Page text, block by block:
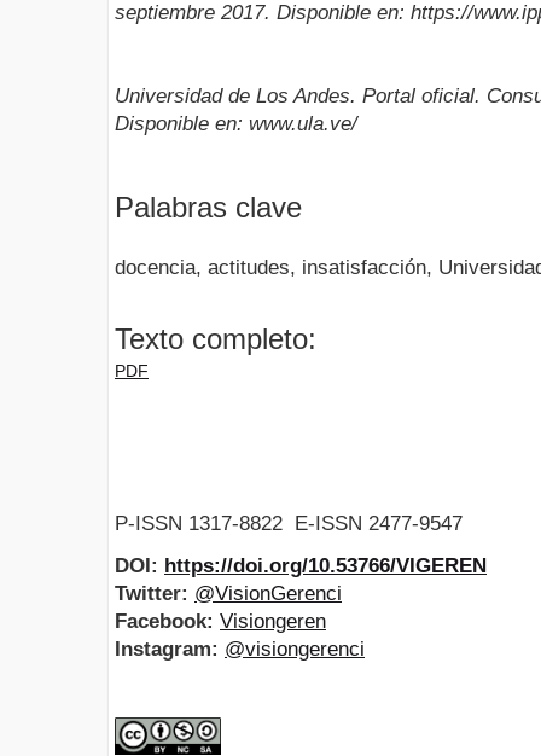
septiembre 2017. Disponible en: https://
Universidad de Los Andes. Portal oficial.
Disponible en: www.ula.ve/
Palabras clave
docencia, actitudes, insatisfacción,
Texto completo:
PDF
P-ISSN 1317-8822 E-ISSN 2477-9547
DOI: https://doi.org/10.53766/VIGEREN
Twitter: @VisionGerenci
Facebook: Visiongeren
Instagram: @visiongerenci